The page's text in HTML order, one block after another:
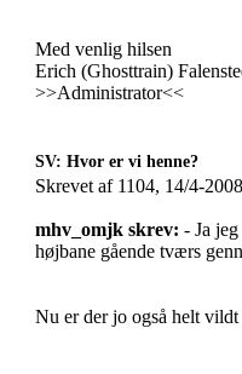
Med venlig hilsen
Erich (Ghosttrain)
>>Administrator<<
SV: Hvor er vi henne?
Skrevet af 1104, 14/4-
mhv_omjk skrev: - Ja
højbane gående tværs
Nu er der jo også helt